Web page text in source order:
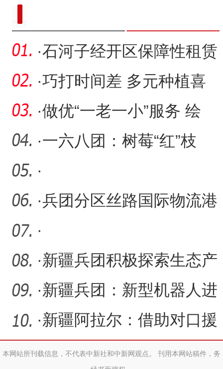
·石河子经开区保障性租赁
住房首批房源交付
·巧打时间差 多元种植喜
获“双丰收”
·做优“一老一小”服务 绘
就“朝夕美好”画卷
·一六八团：树莓“红”枝
头，果农采收忙
·
·兵团分区丝路国际物流港
霍尔果斯站铁路专用线项
目
·
·新疆兵团积极探索生态产
品价值实现机制
·新疆兵团：新型机器人进
田间 科技赋能农业发展
·新疆阿拉尔：借助对口援
疆平台 全力打造国家区域
本网站所刊载信息，不代表中新社和中新网观点。 刊用本网站稿件，务